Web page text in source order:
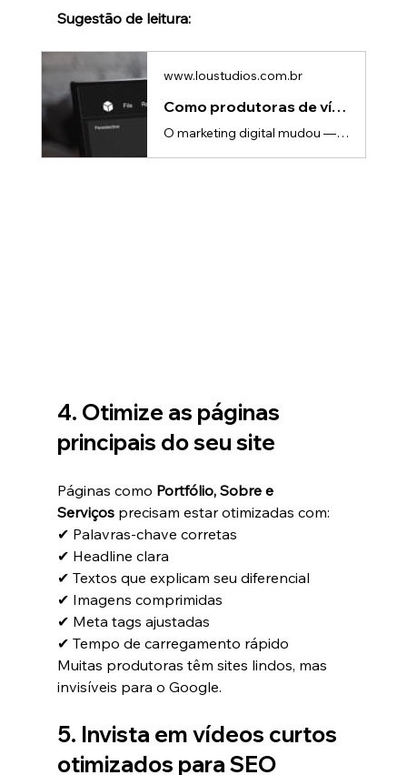
Sugestão de leitura:
www.loustudios.com.br
Como produtoras de vídeo estão dominando o marketing digital em 2025
O marketing digital mudou — e mudou rápido.Nos últimos anos, o conteúdo em vídeo deixou de ser um “diferencial” e se tornou a linguagem padrão da internet.Marcas precisam se comunicar mais rápido, mais claro e com mais emoção. E quem domina essa linguagem?As produtoras de vídeo.Hoje, produtoras que antes atuavam apenas como “fornecedoras de filmagem e edição” passaram a ser peças centrais na estratégia digital das marcas. Elas entendem narrativa, consumo de conteúdo, plataformas e comportamento
4. Otimize as páginas
principais do seu site
Páginas como Portfólio, Sobre e
Serviços precisam estar otimizadas com:
✔ Palavras-chave corretas
✔ Headline clara
✔ Textos que explicam seu diferencial
✔ Imagens comprimidas
✔ Meta tags ajustadas
✔ Tempo de carregamento rápido
Muitas produtoras têm sites lindos, mas
invisíveis para o Google.
5. Invista em vídeos curtos
otimizados para SEO